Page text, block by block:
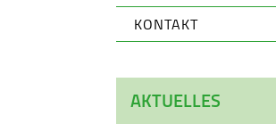
KONTAKT
AKTUELLES